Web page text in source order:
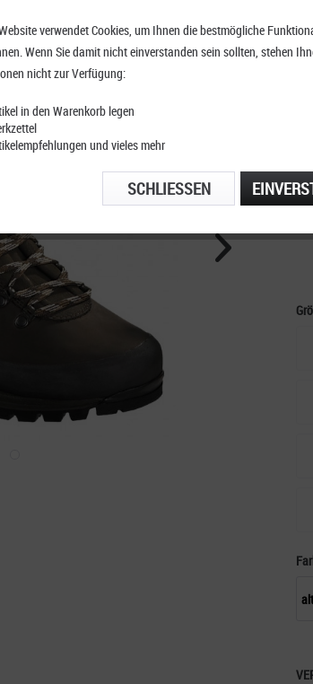
verwendet Cookies, um Ihnen die bestmögliche
Wenn Sie damit nicht einverstanden sein sollten, stehen
nicht zur Verfügung:
in den Warenkorb legen
und vieles mehr
SCHLIESSEN